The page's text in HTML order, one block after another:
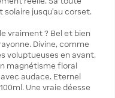
jusqu’au corset.
vraiment ? Bel et bien
Divine, comme
voluptueuses en avant.
magnétisme floral
audace. Eternel
Une vraie déesse